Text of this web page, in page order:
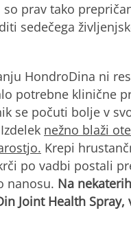
prav tako
sedečega
HondroDina ni
potrebne klinične
se počuti bolje v
nežno blaži
Krepi
po vadbi postali
nanosu. Na
Joint Health